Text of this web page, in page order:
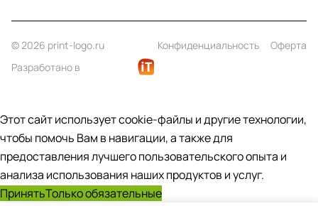
© 2026 print-logo.ru Конфиденциальность
Оферта
Разработано в
Этот сайт использует cookie-файлы и другие технологии,
чтобы помочь Вам в навигации, а также для
предоставления лучшего пользовательского опыта и
анализа использования наших продуктов и услуг.
ПринятьТолько обязательные